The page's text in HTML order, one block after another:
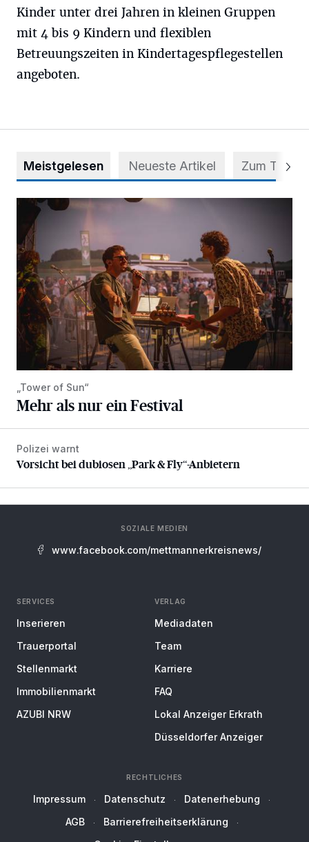
Kinder unter drei Jahren in kleinen Gruppen
mit 4 bis 9 Kindern und flexiblen
Betreuungszeiten in Kindertagespflegestellen
angeboten.
Meistgelesen Neueste Artikel Zum Thema
Mehr als nur ein Festival
„Tower of Sun“
Mehr als nur ein Festival
Vorsicht bei dubiosen „Park & Fly“-Anbietern
Polizei warnt
Vorsicht bei dubiosen „Park & Fly“-Anbietern
SOZIALE MEDIEN
www.facebook.com/mettmannerkreisnews/
SERVICES
Inserieren
Trauerportal
Stellenmarkt
Immobilienmarkt
AZUBI NRW
VERLAG
Mediadaten
Team
Karriere
FAQ
Lokal Anzeiger Erkrath
Düsseldorfer Anzeiger
RECHTLICHES
Impressum Datenschutz
Datenerhebung
AGB
Barrierefreiheitserklärung